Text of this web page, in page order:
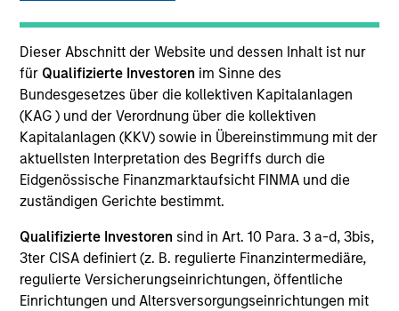
Dieser Abschnitt der Website und dessen Inhalt ist nur
für Qualifizierte Investoren im Sinne des
Bundesgesetzes über die kollektiven Kapitalanlagen
(KAG ) und der Verordnung über die kollektiven
Kapitalanlagen (KKV) sowie in Übereinstimmung mit der
aktuellsten Interpretation des Begriffs durch die
Eidgenössische Finanzmarktaufsicht FINMA und die
zuständigen Gerichte bestimmt.
Qualifizierte Investoren sind in Art. 10 Para. 3 a-d, 3bis,
3ter CISA definiert (z. B. regulierte Finanzintermediäre,
regulierte Versicherungseinrichtungen, öffentliche
Einrichtungen und Altersversorgungseinrichtungen mit
MARKETING COMMUNICATION
Explore More
Überblick
Produkte
CashInvest by Morgan Stanley
Explore More